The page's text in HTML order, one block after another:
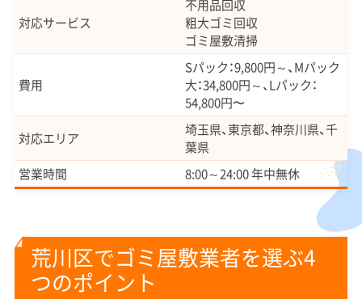
対応サービス
不用品回収
粗大ゴミ回収
ゴミ屋敷清掃
費用
Sパック：9,800円～、Mパック
大：34,800円～、Lパック：
54,800円〜
対応エリア
埼玉県、東京都、神奈川県、千
葉県
営業時間
8:00～24:00 年中無休
荒川区でゴミ屋敷業者を選ぶ4
つのポイント